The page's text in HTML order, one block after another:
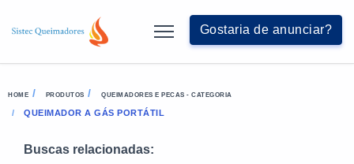
Gostaria de anunciar?
HOME PRODUTOS QUEIMADORES E PECAS - CATEGORIA
QUEIMADOR A GÁS PORTÁTIL
Buscas relacionadas: